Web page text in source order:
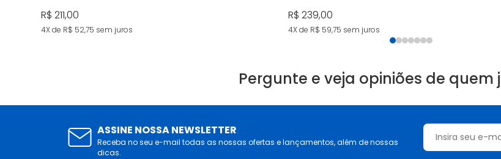
R$ 211,00
4X de R$ 52,75 sem juros
R$ 239,00
4X de R$ 59,75 sem juros
Pergunte e veja opiniões de quem
ASSINE NOSSA NEWSLETTER
Receba no seu e-mail todas as nossas ofertas e lançamentos, além de nossas
dicas.